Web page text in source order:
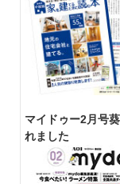
マイドゥー2月号
れました